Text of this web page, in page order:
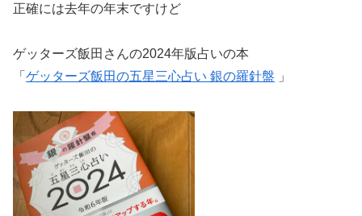
正確には去年の年末ですけど
ゲッターズ飯田さんの2024年版占いの本
「 ゲッターズ飯田の五星三心占い 銀の羅針盤 」